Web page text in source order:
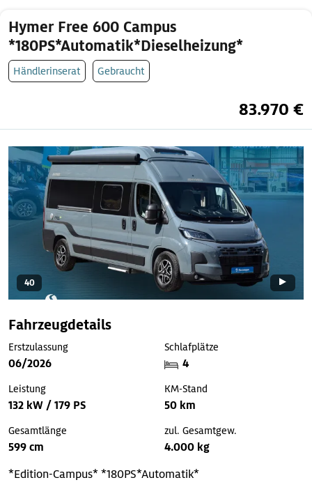
Hymer Free 600 Campus
*180PS*Automatik*Dieselheizung*
Händlerinserat Gebraucht
83.970 €
40
Fahrzeugdetails
Erstzulassung
06/2026
Schlafplätze
4
Leistung
132 kW / 179 PS
KM-Stand
50 km
Gesamtlänge
599 cm
zul. Gesamtgew.
4.000 kg
*Edition-Campus**180PS*Automatik*